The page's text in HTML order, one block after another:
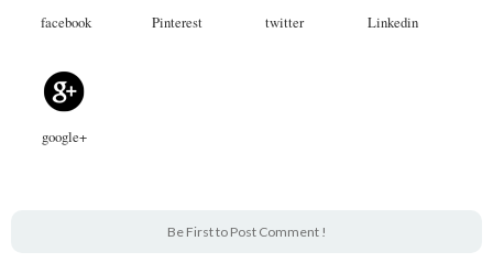
facebook Pinterest twitter Linkedin
google+
Be First to Post Comment !